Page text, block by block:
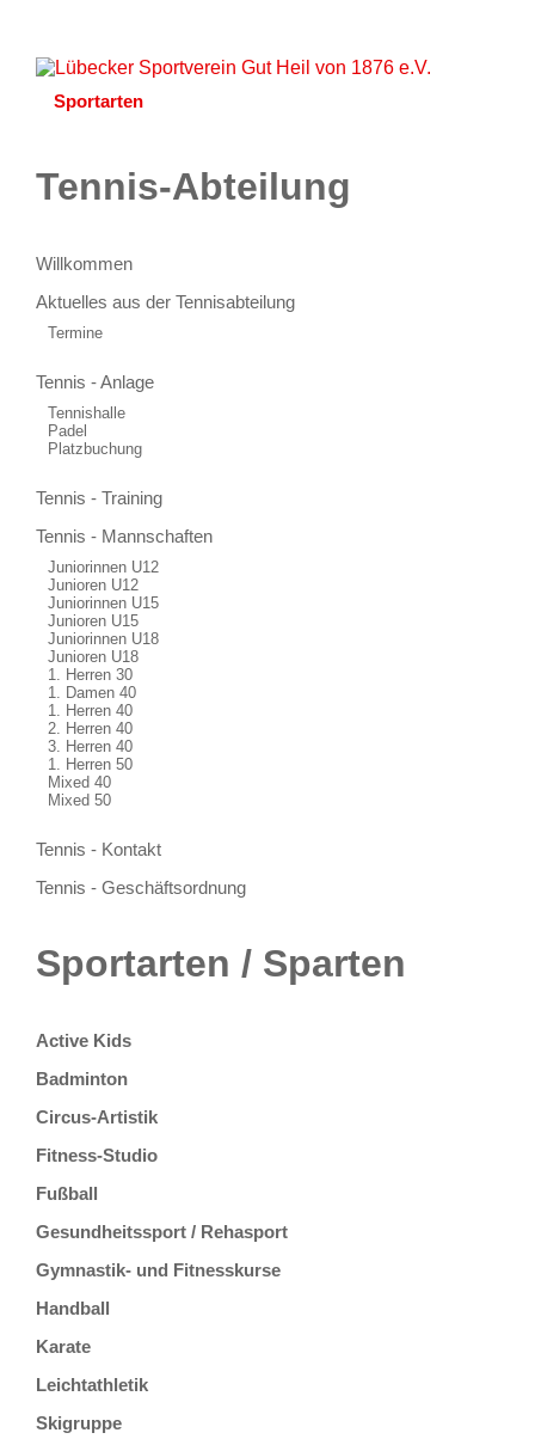
Sportarten
Tennis-Abteilung
Willkommen
Aktuelles aus der Tennisabteilung
Termine
Tennis - Anlage
Tennishalle
Padel
Platzbuchung
Tennis - Training
Tennis - Mannschaften
Juniorinnen U12
Junioren U12
Juniorinnen U15
Junioren U15
Juniorinnen U18
Junioren U18
1. Herren 30
1. Damen 40
1. Herren 40
2. Herren 40
3. Herren 40
1. Herren 50
Mixed 40
Mixed 50
Tennis - Kontakt
Tennis - Geschäftsordnung
Sportarten / Sparten
Active Kids
Badminton
Circus-Artistik
Fitness-Studio
Fußball
Gesundheitssport / Rehasport
Gymnastik- und Fitnesskurse
Handball
Karate
Leichtathletik
Skigruppe